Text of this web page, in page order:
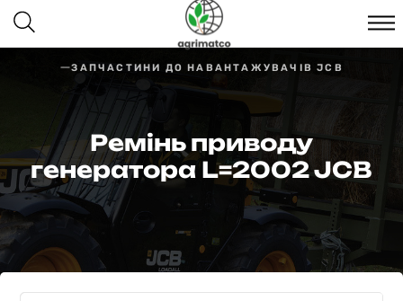
ЗАПЧАСТИНИ ДО НАВАНТАЖУВАЧІВ JCB
Ремінь приводу
генератора L=2002 JCB